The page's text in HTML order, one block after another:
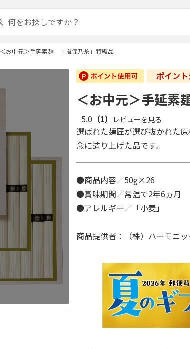
＜お中元＞手延素麺 「揖保乃糸」特級品
＜お中元＞手延
5.0 （1） レビューを見る
選ばれた麺匠が選び抜かれた
念に造り上げた品です。
●商品内容／50g×26
●賞味期間／常温で2年6ヵ月
●アレルギー／「小麦」
商品提供者：（株）ハーモニッ